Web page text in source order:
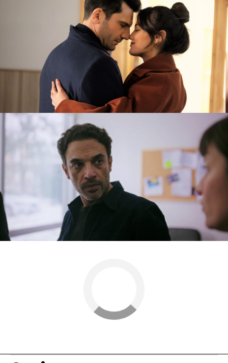
La investigación sobre el asesinato deEngin
esclareció que el guante encontrado pertenecía
a un hombre, pero no tenían datos sobre él.
aprovechó para acusar a Ilgaz
presentarse en la escena del crimen sin
autorización y colocar pruebas falsas.Pars
llamó
al marido de
Ceylin
para que se hiciese unas
pruebas de ADN que determinaron… ¡que el pelo
encontrado en el guante de la escena del crimen
era suyo! ¿Quién está tratando de culpar a
Ilgaz
¡No te pierdas el domingo, un nuevo capitulazo
de ‘
Secretos de familia’ en Antena 3!
Ilgaz Kaya
» Secretos de familia » Noticias